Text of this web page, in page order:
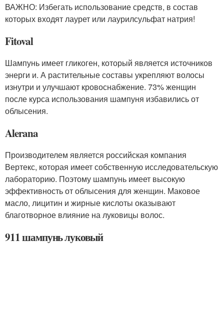
ВАЖНО: Избегать использование средств, в состав
которых входят лаурет или лаурилсульфат натрия!
Fitoval
Шампунь имеет гликоген, который является источников
энерги и. А растительные составы укрепляют волосы
изнутри и улучшают кровоснабжение. 73% женщин
после курса использования шампуня избавились от
облысения.
Alerana
Производителем является российская компания
Вертекс, которая имеет собственную исследовательскую
лабораторию. Поэтому шампунь имеет высокую
эффективность от облысения для женщин. Маковое
масло, лицитин и жирные кислоты оказывают
благотворное влияние на луковицы волос.
911 шампунь луковый